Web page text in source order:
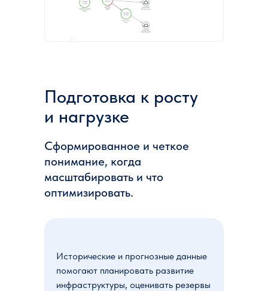
Подготовка к росту
и нагрузке
Сформированное и четкое
понимание, когда
масштабировать и что
оптимизировать.
Исторические и прогнозные данные
помогают планировать развитие
инфраструктуры, оценивать резервы